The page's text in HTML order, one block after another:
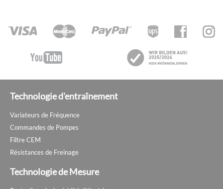
Technologie d'entraînement
Variateurs de Fréquence
Commandes de Pompes
Filtre CEM
Résistances de Freinage
Technologie de Mesure